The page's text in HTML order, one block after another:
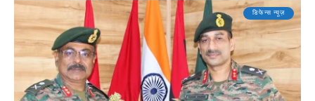
डिफेन्स न्यूज़